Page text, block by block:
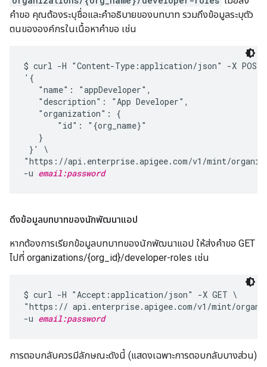
คำขอ คุณต้องระบุชื่อและคำอธิบายของบทบาท รวมถึงข้อมูลระบุตัว
ตนขององค์กรในเนื้อหาคำขอ เช่น
$ curl -H "Content-Type:application/json" -X
'{
   "name": "appDeveloper",
   "description": "App Developer",
   "organization": {
       "id": "{org_name}"
   }
}' \
"https://api.enterprise.apigee.com/v1/mint/
-u email:password
ดึงข้อมูลบทบาทของนักพัฒนาแอป
หากต้องการเรียกข้อมูลบทบาทของนักพัฒนาแอป ให้ส่งคำขอ GET
ไปที่ organizations/{org_id}/developer-roles เช่น
$ curl -H "Accept:application/json" -X GET \
"https:// api.enterprise.apigee.com/v1/mint/
-u email:password
การตอบกลับควรมีลักษณะดังนี้ (แสดงเฉพาะการตอบกลับบางส่วน)